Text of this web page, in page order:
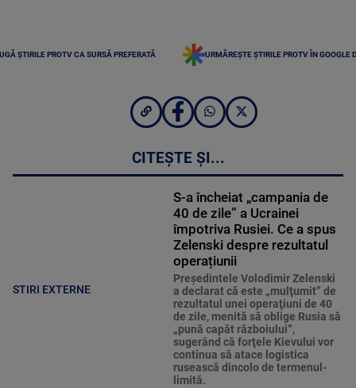
ȘTIRILE PROTV CA SURSĂ PREFERATĂ URMĂREȘTE ȘTIRILE PROTV ÎN GOOGLE
CITEȘTE ȘI...
STIRI EXTERNE
S-a încheiat „campania de
40 de zile” a Ucrainei
împotriva Rusiei. Ce a spus
Zelenski despre rezultatul
operațiunii
Preşedintele Volodimir Zelenski
a declarat că este „mulţumit” de
rezultatul unei operaţiuni de 40
de zile, menită să oblige Rusia să
„pună capăt războiului”,
sugerând că forţele Kievului vor
continua să atace logistica
rusească dincolo de termenul-
limită.